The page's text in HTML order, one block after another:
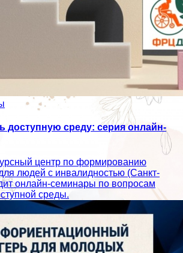
доступную среду: серия онлайн-
центр по формированию
людей с инвалидностью (Санкт-
онлайн-семинары по вопросам
среды.